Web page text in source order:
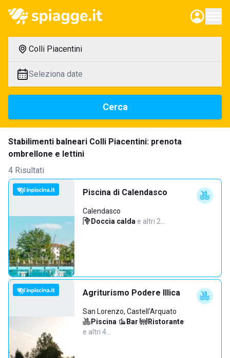
Colli Piacentini
Seleziona date
Cerca
Stabilimenti balneari Colli Piacentini: prenota
ombrellone e lettini
4 Risultati
Piscina di Calendasco
Calendasco
Doccia calda·e altri 2…
Agriturismo Podere Illica
San Lorenzo, Castell'Arquato
Piscina· Bar· Ristorante·
e altri 4…